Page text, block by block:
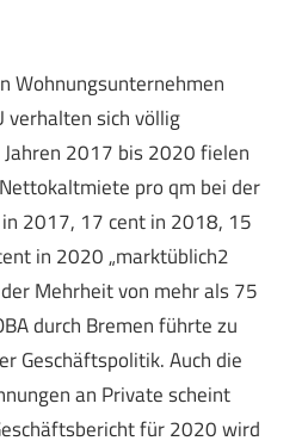
Wohnungsunternehmen
verhalten sich völlig
2017 bis 2020 fielen
pro qm bei der
in 2017, 17 cent in 2018, 15
in 2020 „marktüblich2
Mehrheit von mehr als 75
durch Bremen führte zu
Geschäftspolitik. Auch die
an Private scheint
für 2020 wird